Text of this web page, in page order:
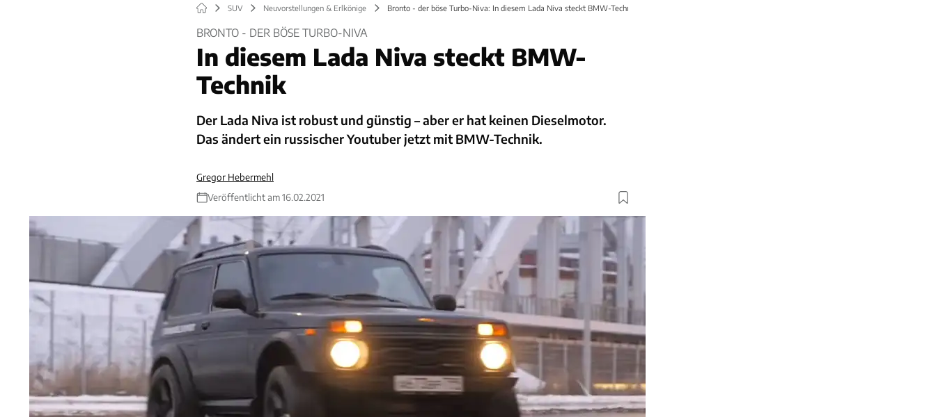
SUV Neuvorstellungen & Erlkönige Bronto - der böse Turbo-Niva: In diesem Lada Niva steckt BMW-Technik
BRONTO - DER BÖSE TURBO-NIVA
In diesem Lada Niva steckt BMW-
Technik
Der Lada Niva ist robust und günstig – aber er hat keinen Dieselmotor.
Das ändert ein russischer Youtuber jetzt mit BMW-Technik.
Gregor Hebermehl
Veröffentlicht am 16.02.2021